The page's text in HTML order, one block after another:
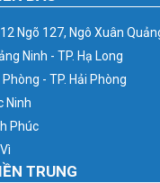
Ngõ 127, Ngô Xuân
Ninh - TP. Hạ Long
- TP. Hải Phòng
Ninh
Phúc
TRUNG